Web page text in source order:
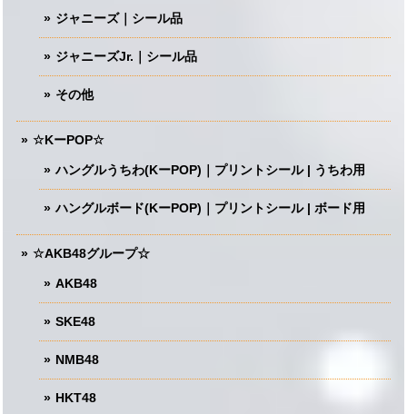
ジャニーズ｜シール品
ジャニーズJr.｜シール品
その他
☆KーPOP☆
ハングルうちわ(KーPOP)｜プリントシール | うちわ用
ハングルボード(KーPOP)｜プリントシール | ボード用
☆AKB48グループ☆
AKB48
SKE48
NMB48
HKT48